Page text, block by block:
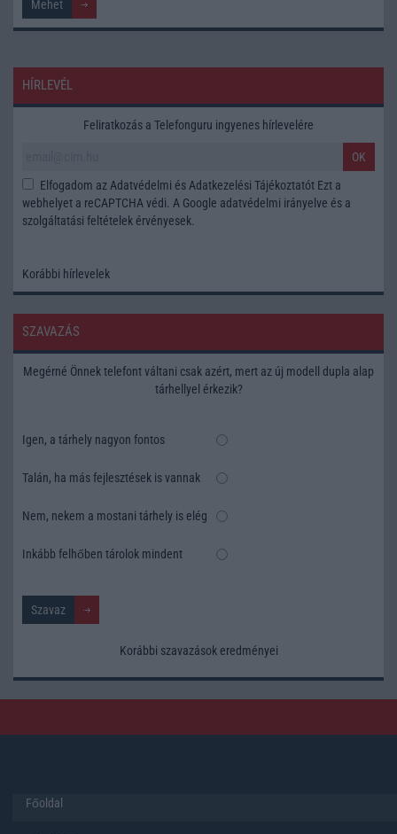
HÍRLEVÉL
Feliratkozás a Telefonguru ingyenes hírlevelére
OK
Elfogadom az Adatvédelmi és Adatkezelési Tájékoztatót Ezt a
webhelyet a reCAPTCHA védi. A Google adatvédelmi irányelve és a
szolgáltatási feltételek érvényesek.
Korábbi hírlevelek
SZAVAZÁS
Megérné Önnek telefont váltani csak azért, mert az új modell dupla alap
tárhellyel érkezik?
Igen, a tárhely nagyon fontos
Talán, ha más fejlesztések is vannak
Nem, nekem a mostani tárhely is elég
Inkább felhőben tárolok mindent
Korábbi szavazások eredményei
Főoldal